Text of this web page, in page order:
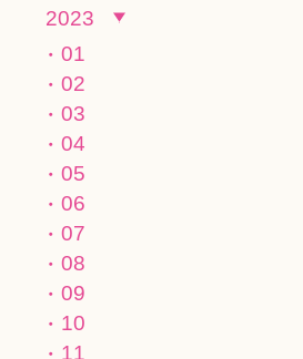
2023
01
02
03
04
05
06
07
08
09
10
11